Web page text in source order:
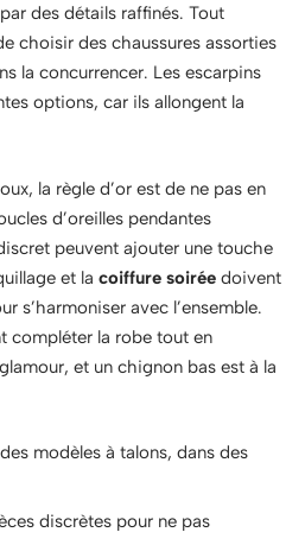
des détails raffinés. Tout
choisir des chaussures assorties
la concurrencer. Les escarpins
options, car ils allongent la
la règle d’or est de ne pas en
d’oreilles pendantes
peuvent ajouter une touche
et la coiffure soirée doivent
s’harmoniser avec l’ensemble.
compléter la robe tout en
et un chignon bas est à la
modèles à talons, dans des
discrètes pour ne pas